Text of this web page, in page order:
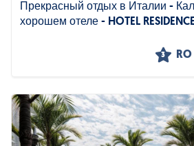
Прекрасный отдых в Италии -
хорошем отеле - HOTEL
3 RO